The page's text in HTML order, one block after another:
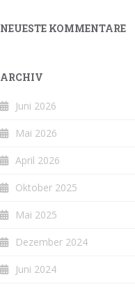
NEUESTE KOMMENTARE
ARCHIV
Juni 2026
Mai 2026
April 2026
Oktober 2025
Mai 2025
Dezember 2024
Juni 2024